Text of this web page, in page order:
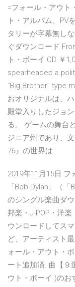
=フォール・アウト
ト・アルバム、PV
タリーが字幕無し
ぐダウンロード
ト・ボーイ CD ￥
spearheaded a
"Big Brother" type
おオリジナルは、
殿堂入りしたジョ
る。 ゲームの舞台
ジニア州であり、
76』の世界は
2019年11月15日 フ
「Bob Dylan」（
のシングル楽曲ダ
邦楽・J-POP・洋
ウンロードしてス
ど、アーティスト
ォール・アウト・
ート追加済. 曲【９
ウト・ボーイ )のお